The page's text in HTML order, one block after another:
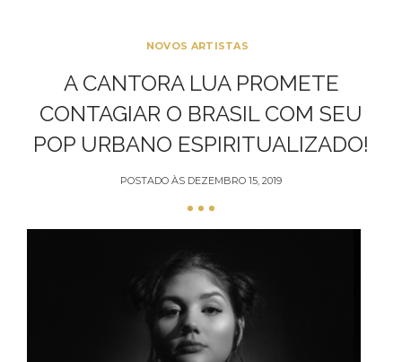
NOVOS ARTISTAS
A CANTORA LUA PROMETE
CONTAGIAR O BRASIL COM SEU
POP URBANO ESPIRITUALIZADO!
POSTADO ÀS DEZEMBRO 15, 2019